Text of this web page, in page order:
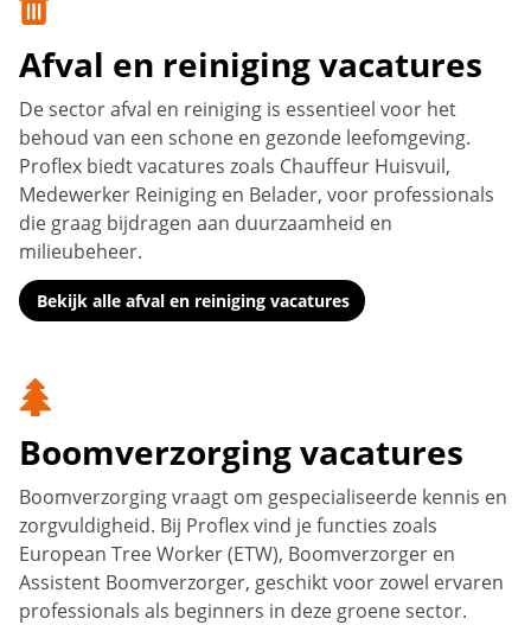
Afval en reiniging vacatures
De sector afval en reiniging is essentieel voor het
behoud van een schone en gezonde leefomgeving.
Proflex biedt vacatures zoals Chauffeur Huisvuil,
Medewerker Reiniging en Belader, voor professionals
die graag bijdragen aan duurzaamheid en
milieubeheer.
Bekijk alle afval en reiniging vacatures
Boomverzorging vacatures
Boomverzorging vraagt om gespecialiseerde kennis en
zorgvuldigheid. Bij Proflex vind je functies zoals
European Tree Worker (ETW), Boomverzorger en
Assistent Boomverzorger, geschikt voor zowel ervaren
professionals als beginners in deze groene sector.